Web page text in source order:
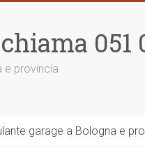
051
e provincia
garage a Bologna e